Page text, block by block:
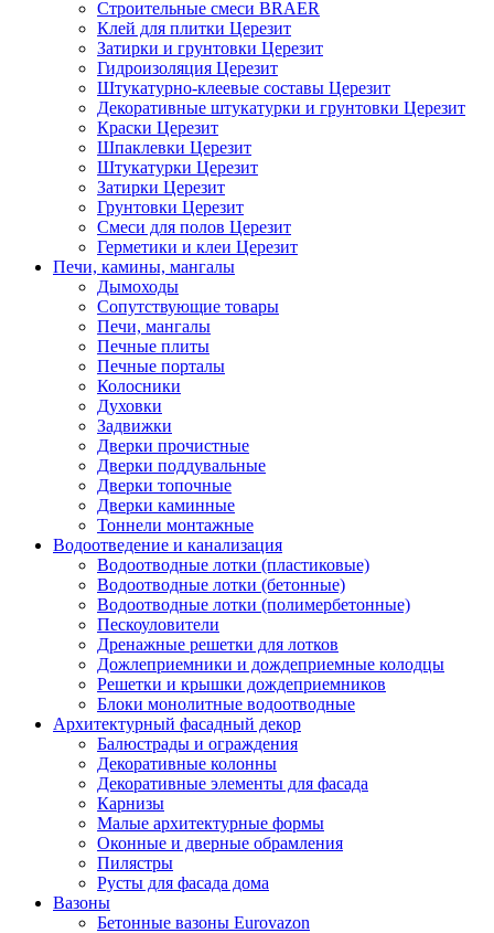
Строительные смеси BRAER
Клей для плитки Церезит
Затирки и грунтовки Церезит
Гидроизоляция Церезит
Штукатурно-клеевые составы Церезит
Декоративные штукатурки и грунтовки Церезит
Краски Церезит
Шпаклевки Церезит
Штукатурки Церезит
Затирки Церезит
Грунтовки Церезит
Смеси для полов Церезит
Герметики и клеи Церезит
Печи, камины, мангалы
Дымоходы
Сопутствующие товары
Печи, мангалы
Печные плиты
Печные порталы
Колосники
Духовки
Задвижки
Дверки прочистные
Дверки поддувальные
Дверки топочные
Дверки каминные
Тоннели монтажные
Водоотведение и канализация
Водоотводные лотки (пластиковые)
Водоотводные лотки (бетонные)
Водоотводные лотки (полимербетонные)
Пескоуловители
Дренажные решетки для лотков
Дожлеприемники и дождеприемные колодцы
Решетки и крышки дождеприемников
Блоки монолитные водоотводные
Архитектурный фасадный декор
Балюстрады и ограждения
Декоративные колонны
Декоративные элементы для фасада
Карнизы
Малые архитектурные формы
Оконные и дверные обрамления
Пилястры
Русты для фасада дома
Вазоны
Бетонные вазоны Eurovazon